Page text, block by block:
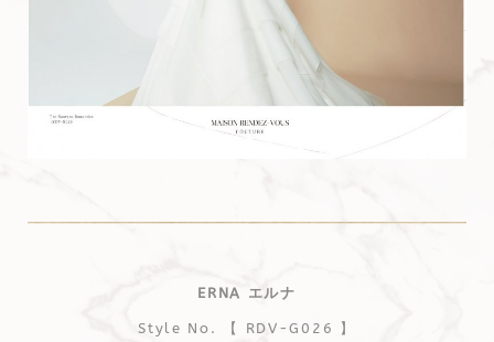
ERNA エルナ
Style No. 【 RDV-G026 】